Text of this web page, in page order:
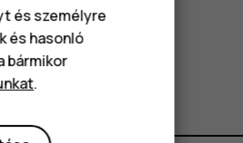
és személyre
és hasonló
bármikor
.